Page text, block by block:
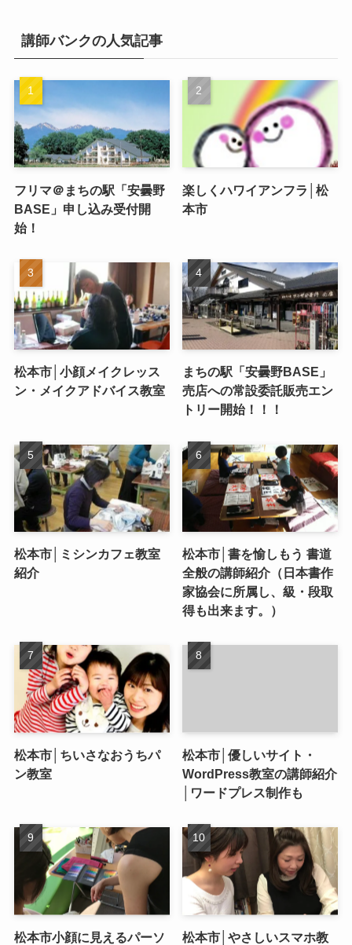
講師バンクの人気記事
フリマ＠まちの駅「安曇野
BASE」申し込み受付開
始！
楽しくハワイアンフラ│松
本市
松本市│小顔メイクレッス
ン・メイクアドバイス教室
まちの駅「安曇野BASE」
売店への常設委託販売エン
トリー開始！！！
松本市│ミシンカフェ教室
紹介
松本市│書を愉しもう 書道
全般の講師紹介（日本書作
家協会に所属し、級・段取
得も出来ます。）
松本市│ちいさなおうちパ
ン教室
松本市│優しいサイト・
WordPress教室の講師紹介
│ワードプレス制作も
松本市小顔に見えるパーソ
松本市│やさしいスマホ教